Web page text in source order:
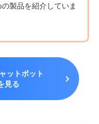
製品を紹介していま
ットボット
見る